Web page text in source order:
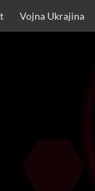
Vojna Ukrajina